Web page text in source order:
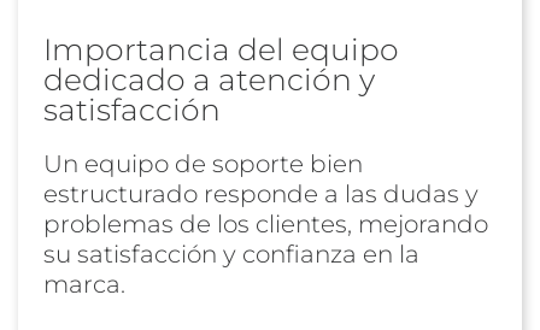
Importancia del equipo
dedicado a atención y
satisfacción
Un equipo de soporte bien
estructurado responde a las dudas y
problemas de los clientes, mejorando
su satisfacción y confianza en la
marca.